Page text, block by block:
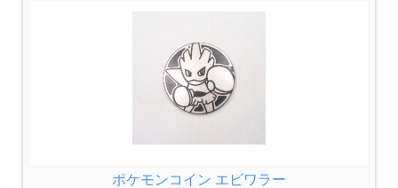
ポケモンコイン エビワラー